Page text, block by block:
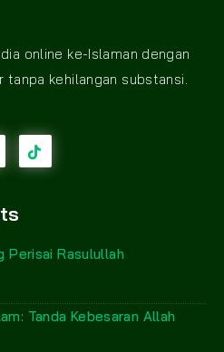
online ke-Islaman dengan
kehilangan substansi.
Perisai Rasulullah
Tanda Kebesaran Allah